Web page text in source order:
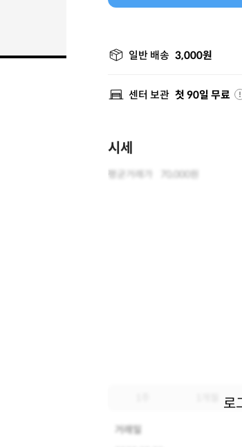
일반 배송 3,000원
센터 보관 첫 90일 무료
시세
로
평균거래가 70,000원
거래일